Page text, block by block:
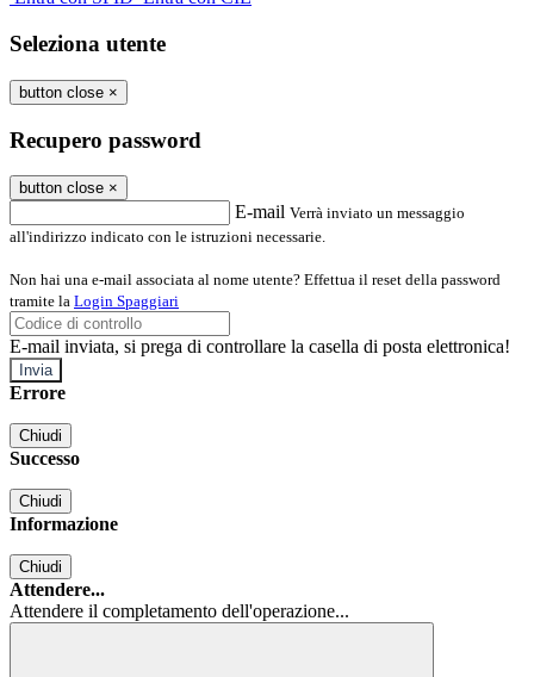
Seleziona utente
button close ×
Recupero password
button close ×
E-mail Verrà inviato un messaggio
all'indirizzo indicato con le istruzioni necessarie.
Non hai una e-mail associata al nome utente? Effettua il reset della password
tramite la Login Spaggiari
E-mail inviata, si prega di controllare la casella di posta elettronica!
Errore
Chiudi
Successo
Chiudi
Informazione
Chiudi
Attendere...
Attendere il completamento dell'operazione...